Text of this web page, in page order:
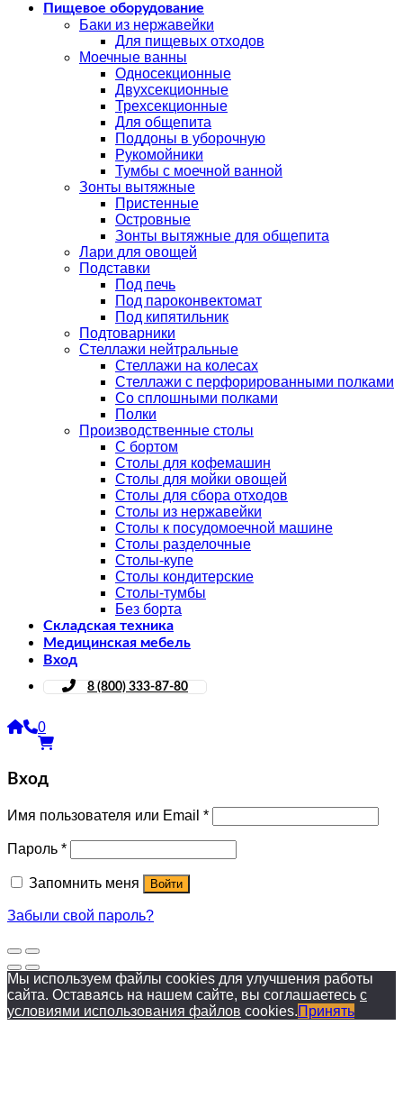
Пищевое оборудование
Баки из нержавейки
Для пищевых отходов
Моечные ванны
Односекционные
Двухсекционные
Трехсекционные
Для общепита
Поддоны в уборочную
Рукомойники
Тумбы с моечной ванной
Зонты вытяжные
Пристенные
Островные
Зонты вытяжные для общепита
Лари для овощей
Подставки
Под печь
Под пароконвектомат
Под кипятильник
Подтоварники
Стеллажи нейтральные
Стеллажи на колесах
Стеллажи с перфорированными полками
Со сплошными полками
Полки
Производственные столы
С бортом
Столы для кофемашин
Столы для мойки овощей
Столы для сбора отходов
Столы из нержавейки
Столы к посудомоечной машине
Столы разделочные
Столы-купе
Столы кондитерские
Столы-тумбы
Без борта
Складская техника
Медицинская мебель
Вход
8 (800) 333-87-80
0
Вход
Имя пользователя или Email *
Пароль *
Запомнить меня Войти
Забыли свой пароль?
Мы используем файлы cookies для улучшения работы
сайта. Оставаясь на нашем сайте, вы соглашаетесь с
условиями использования файлов cookies.Принять